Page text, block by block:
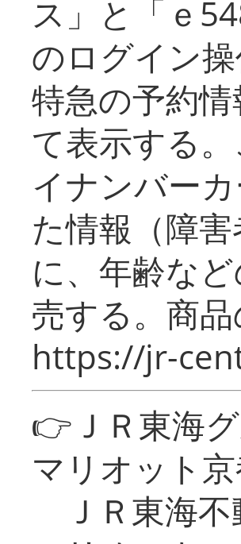
ス」と「ｅ
のログイン
特急の予約
て表示する
イナンバー
た情報（障
に、年齢な
売する。商
https://jr-
👉ＪＲ東海
マリオット
ＪＲ東海不